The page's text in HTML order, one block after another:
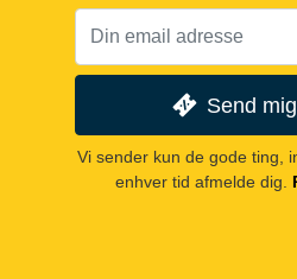
Send
Vi sender kun de gode ting,
enhver tid afmelde dig.